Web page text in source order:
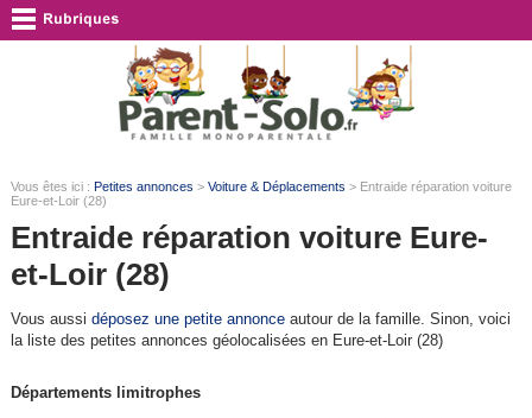
Vous êtes ici : Petites annonces > Voiture & Déplacements > Entraide réparation voiture
Eure-et-Loir (28)
Entraide réparation voiture Eure-
et-Loir (28)
Vous aussi déposez une petite annonceautour de la famille. Sinon, voici
la liste des petites annonces géolocalisées en Eure-et-Loir (28)
Départements limitrophes